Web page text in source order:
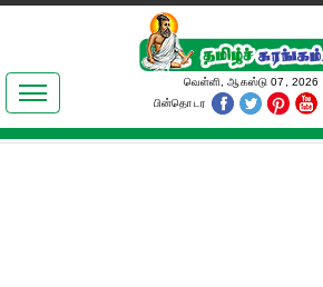
இலக்கியங்கள்
தமிழ் உலகம்
வெள்ளி, ஆகஸ்டு 07, 2026
பின்தொடர